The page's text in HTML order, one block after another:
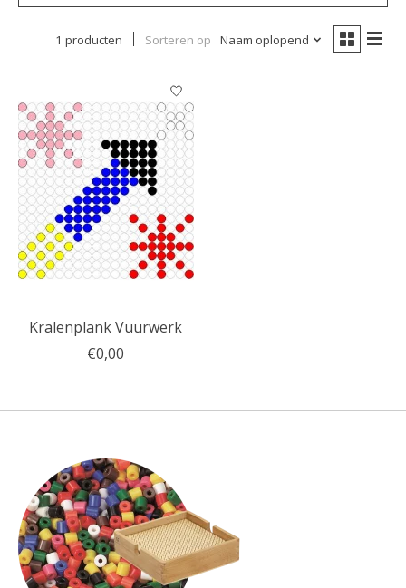
1 producten Sorteren op Naam oplopend
Kralenplank Vuurwerk
€0,00